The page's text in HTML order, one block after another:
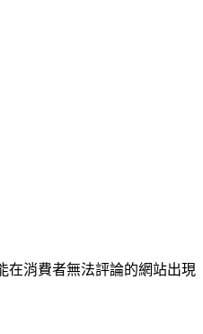
在消費者無法評論的網站出現